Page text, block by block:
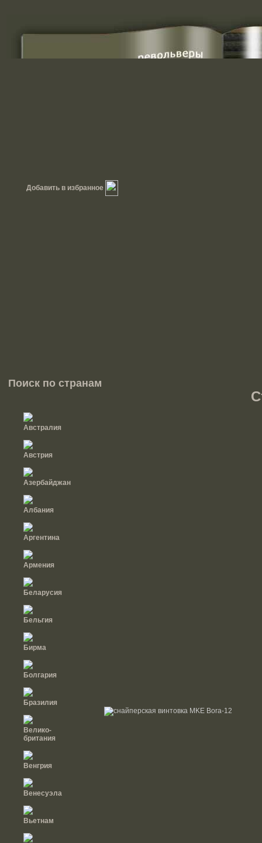
Добавить в избранное
Поиск по странам
Австралия
Австрия
Азербайджан
Албания
Аргентина
Армения
Беларусия
Бельгия
Бирма
Болгария
Бразилия
Велико-
британия
Венгрия
Венесуэла
Вьетнам